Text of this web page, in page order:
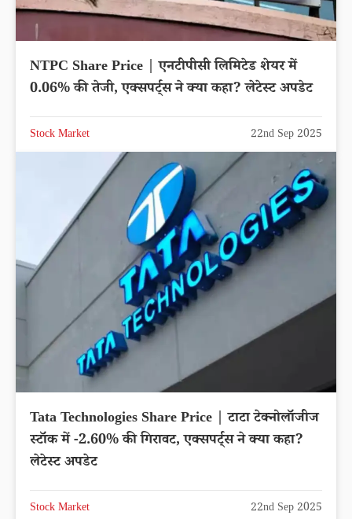
NTPC Share Price | एनटीपीसी लिमिटेड शेयर में
0.06% की तेजी, एक्सपर्ट्स ने क्या कहा? लेटेस्ट अपडेट
Stock Market 22nd Sep 2025
Tata Technologies Share Price | टाटा टेक्नोलॉजीज
स्टॉक में -2.60% की गिरावट, एक्सपर्ट्स ने क्या कहा?
लेटेस्ट अपडेट
Stock Market 22nd Sep 2025